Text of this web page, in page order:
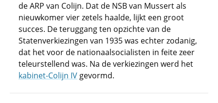
de ARP van Colijn. Dat de NSB van Mussert als
nieuwkomer vier zetels haalde, lijkt een groot
succes. De teruggang ten opzichte van de
Statenverkiezingen van 1935 was echter zodanig,
dat het voor de nationaalsocialisten in feite zeer
teleurstellend was. Na de verkiezingen werd het
kabinet-Colijn IV gevormd.